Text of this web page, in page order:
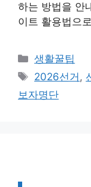
하는 방법을 안
이트 활용법으
카
테
리
생활꿀팁
태
그
2026선거 ,
보자명단